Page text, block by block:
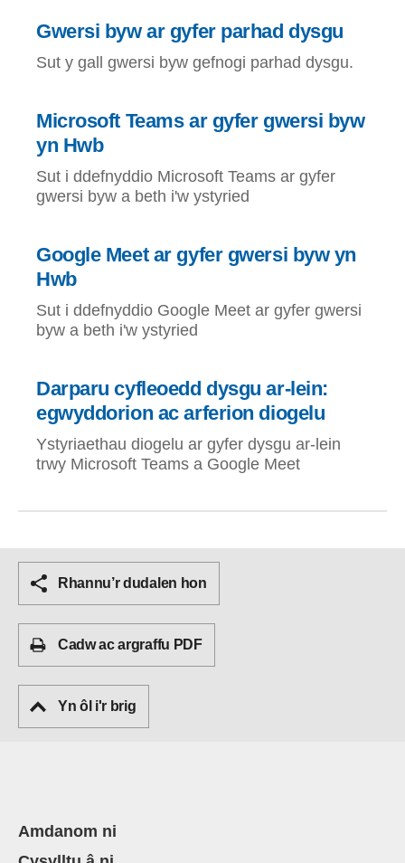
Gwersi byw ar gyfer parhad dysgu
Sut y gall gwersi byw gefnogi parhad dysgu.
Microsoft Teams ar gyfer gwersi byw
yn Hwb
Sut i ddefnyddio Microsoft Teams ar gyfer
gwersi byw a beth i'w ystyried
Google Meet ar gyfer gwersi byw yn
Hwb
Sut i ddefnyddio Google Meet ar gyfer gwersi
byw a beth i'w ystyried
Darparu cyfleoedd dysgu ar-lein:
egwyddorion ac arferion diogelu
Ystyriaethau diogelu ar gyfer dysgu ar-lein
trwy Microsoft Teams a Google Meet
Rhannu’r dudalen hon
Cadw ac argraffu PDF
Yn ôl i'r brig
Amdanom ni